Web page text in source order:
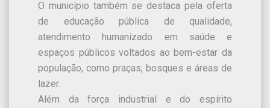
O município também se destaca pela oferta
de educação pública de qualidade,
atendimento humanizado em saúde e
espaços públicos voltados ao bem-estar da
população, como praças, bosques e áreas de
lazer.
Além da força industrial e do espírito